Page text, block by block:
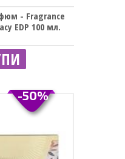
- Fragrance
EDP 100 мл.
-50%